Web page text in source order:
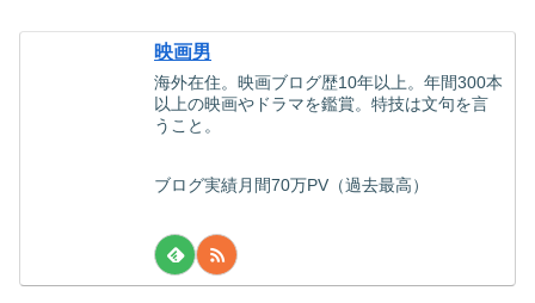
映画男
海外在住。映画ブログ歴10年以上。年間300本
以上の映画やドラマを鑑賞。特技は文句を言
うこと。
ブログ実績月間70万PV（過去最高）